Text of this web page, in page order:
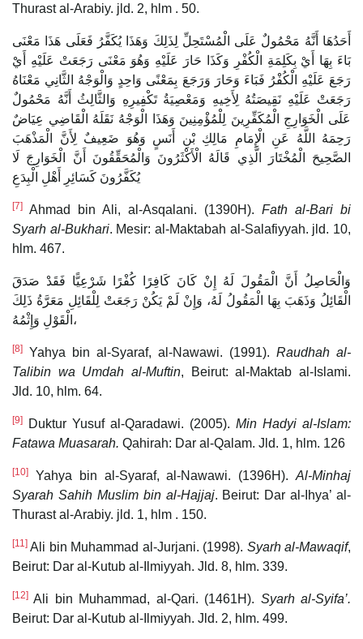
Thurast al-Arabiy. jld. 2, hlm . 50.
أَحَدُهَا أَنَّهُ مَحْمُولٌ عَلَى الْمُسْتَحِلِّ لِذَلِكَ وَهَذَا يُكَفَّرُ فَعَلَى هَذَا مَعْنَى
بَاءَ بِهَا أَيْ بِكَلِمَةِ الْكُفْرِ وَكَذَا حَارَ عَلَيْهِ وَهُوَ مَعْنَى رَجَعَتْ عَلَيْهِ أَيْ
رَجَعَ عَلَيْهِ الْكُفْرُ فَبَاءَ وَحَارَ وَرَجَعَ بِمَعْنًى وَاحِدٍ وَالْوَجْهُ الثَّانِي مَعْنَاهُ
رَجَعَتْ عَلَيْهِ نَقِيصَتُهُ لِأَخِيهِ وَمَعْصِيَةُ تَكْفِيرِهِ وَالثَّالِثُ أَنَّهُ مَحْمُولٌ
عَلَى الْخَوَارِجِ الْمُكَفِّرِينَ لِلْمُؤْمِنِينَ وَهَذَا الْوَجْهُ نَقَلَهُ الْقَاضِي عِيَاضٌ
رَحِمَهُ اللَّهُ عَنِ الْإِمَامِ مَالِكِ بْنِ أَنَسٍ وَهُوَ ضَعِيفٌ لِأَنَّ الْمَذْهَبَ
الصَّحِيحَ الْمُخْتَارَ الَّذِي قَالَهُ الْأَكْثَرُونَ وَالْمُحَقِّقُونَ أَنَّ الْخَوَارِجَ لَا
يُكَفَّرُونَ كَسَائِرِ أَهْلِ الْبِدَعِ
[7] Ahmad bin Ali, al-Asqalani. (1390H). Fath al-Bari bi
Syarh al-Bukhari. Mesir: al-Maktabah al-Salafiyyah. jld. 10,
hlm. 467.
وَالْحَاصِلُ أَنَّ الْمَقُولَ لَهُ إِنْ كَانَ كَافِرًا كُفْرًا شَرْعِيًّا فَقَدْ صَدَقَ
الْقَائِلُ وَذَهَبَ بِهَا الْمَقُولُ لَهُ، وَإِنْ لَمْ يَكُنْ رَجَعَتْ لِلْقَائِلِ مَعَرَّةُ ذَلِكَ
الْقَوْلِ وَإِثْمُهُ،
[8] Yahya bin al-Syaraf, al-Nawawi. (1991). Raudhah al-
Talibin wa Umdah al-Muftin, Beirut: al-Maktab al-Islami.
Jld. 10, hlm. 64.
[9] Duktur Yusuf al-Qaradawi. (2005). Min Hadyi al-Islam:
Fatawa Muasarah. Qahirah: Dar al-Qalam. Jld. 1, hlm. 126
[10] Yahya bin al-Syaraf, al-Nawawi. (1396H). Al-Minhaj
Syarah Sahih Muslim bin al-Hajjaj. Beirut: Dar al-Ihya’ al-
Thurast al-Arabiy. jld. 1, hlm . 150.
[11] Ali bin Muhammad al-Jurjani. (1998). Syarh al-Mawaqif,
Beirut: Dar al-Kutub al-Ilmiyyah. Jld. 8, hlm. 339.
[12] Ali bin Muhammad, al-Qari. (1461H). Syarh al-Syifa’.
Beirut: Dar al-Kutub al-Ilmiyyah. Jld. 2, hlm. 499.